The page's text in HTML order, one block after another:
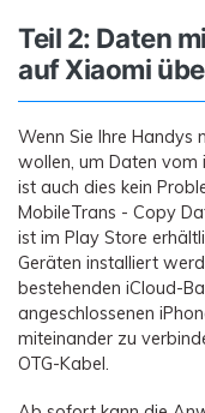
Teil 2: Daten
auf Xiaomi
Wenn Sie Ihre Handys
wollen, um Daten vom
ist auch dies kein
MobileTrans - Copy
ist im Play Store
Geräten installiert
bestehenden iCloud-
angeschlossenen
miteinander zu
OTG-Kabel.